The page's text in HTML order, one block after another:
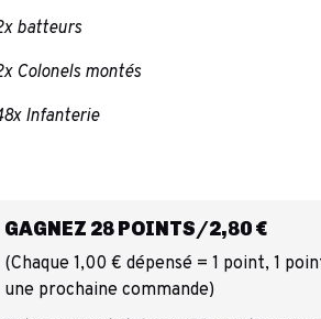
batteurs
Colonels montés
Infanterie
GAGNEZ 28 POINTS/2,80 €
(Chaque 1,00 € dépensé = 1 point, 1
une prochaine commande)